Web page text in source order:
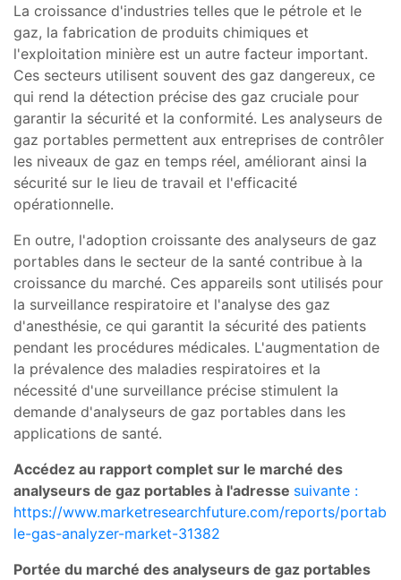
La croissance d'industries telles que le pétrole et le
gaz, la fabrication de produits chimiques et
l'exploitation minière est un autre facteur important.
Ces secteurs utilisent souvent des gaz dangereux, ce
qui rend la détection précise des gaz cruciale pour
garantir la sécurité et la conformité. Les analyseurs de
gaz portables permettent aux entreprises de contrôler
les niveaux de gaz en temps réel, améliorant ainsi la
sécurité sur le lieu de travail et l'efficacité
opérationnelle.
En outre, l'adoption croissante des analyseurs de gaz
portables dans le secteur de la santé contribue à la
croissance du marché. Ces appareils sont utilisés pour
la surveillance respiratoire et l'analyse des gaz
d'anesthésie, ce qui garantit la sécurité des patients
pendant les procédures médicales. L'augmentation de
la prévalence des maladies respiratoires et la
nécessité d'une surveillance précise stimulent la
demande d'analyseurs de gaz portables dans les
applications de santé.
Accédez au rapport complet sur le marché des
analyseurs de gaz portables à l'adresse suivante :
https://www.marketresearchfuture.com/reports/portab
le-gas-analyzer-market-31382
Portée du marché des analyseurs de gaz portables